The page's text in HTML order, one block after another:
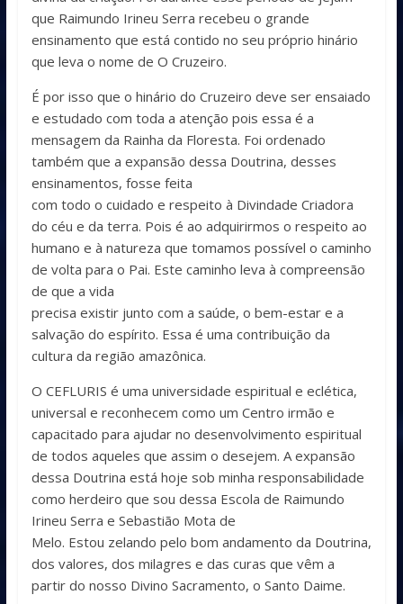
que Raimundo Irineu Serra recebeu o grande
ensinamento que está contido no seu próprio hinário
que leva o nome de O Cruzeiro.
É por isso que o hinário do Cruzeiro deve ser ensaiado
e estudado com toda a atenção pois essa é a
mensagem da Rainha da Floresta. Foi ordenado
também que a expansão dessa Doutrina, desses
ensinamentos, fosse feita
com todo o cuidado e respeito à Divindade Criadora
do céu e da terra. Pois é ao adquirirmos o respeito ao
humano e à natureza que tomamos possível o caminho
de volta para o Pai. Este caminho leva à compreensão
de que a vida
precisa existir junto com a saúde, o bem-estar e a
salvação do espírito. Essa é uma contribuição da
cultura da região amazônica.
O CEFLURIS é uma universidade espiritual e eclética,
universal e reconhecem como um Centro irmão e
capacitado para ajudar no desenvolvimento espiritual
de todos aqueles que assim o desejem. A expansão
dessa Doutrina está hoje sob minha responsabilidade
como herdeiro que sou dessa Escola de Raimundo
Irineu Serra e Sebastião Mota de
Melo. Estou zelando pelo bom andamento da Doutrina,
dos valores, dos milagres e das curas que vêm a
partir do nosso Divino Sacramento, o Santo Daime.